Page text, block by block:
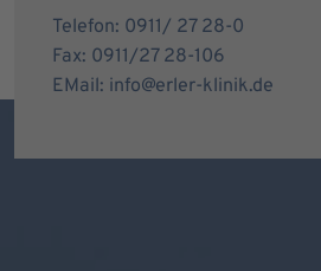
Telefon: 0911/ 27 28-0
Fax: 0911/27 28-106
EMail: info@erler-klinik.de